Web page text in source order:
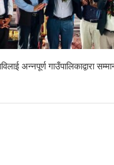
फल्स क्लब र प्रहरी चौकीको